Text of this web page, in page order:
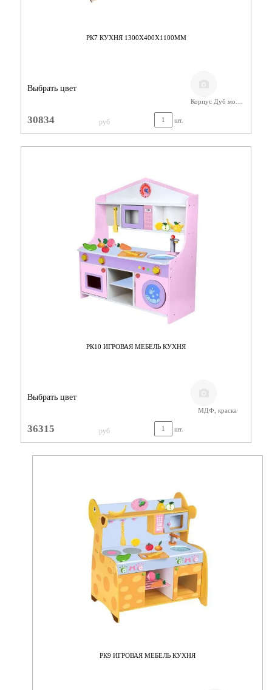
РК7 КУХНЯ 1300Х400Х1100ММ
Выбрать цвет
30834 руб шт.
РК10 ИГРОВАЯ МЕБЕЛЬ КУХНЯ
Выбрать цвет
МДФ, краска
36315 руб шт.
РК9 ИГРОВАЯ МЕБЕЛЬ КУХНЯ